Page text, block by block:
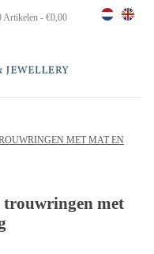
Artikelen - €0,00
MET MAT EN
trouwringen met